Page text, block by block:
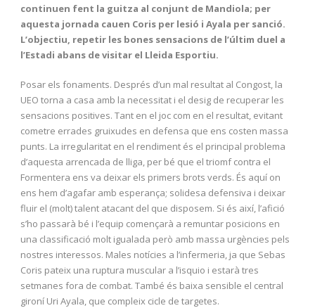
continuen fent la guitza al conjunt de Mandiola; per
aquesta jornada cauen Coris per lesió i Ayala per sanció.
L’objectiu, repetir les bones sensacions de l’últim duel a
l’Estadi abans de visitar el Lleida Esportiu.
Posar els fonaments. Després d’un mal resultat al Congost, la
UEO torna a casa amb la necessitat i el desig de recuperar les
sensacions positives. Tant en el joc com en el resultat, evitant
cometre errades gruixudes en defensa que ens costen massa
punts. La irregularitat en el rendiment és el principal problema
d’aquesta arrencada de lliga, per bé que el triomf contra el
Formentera ens va deixar els primers brots verds. És aquí on
ens hem d’agafar amb esperança; solidesa defensiva i deixar
fluir el (molt) talent atacant del que disposem. Si és així, l’afició
s’ho passarà bé i l’equip començarà a remuntar posicions en
una classificació molt igualada però amb massa urgències pels
nostres interessos. Males notícies a l’infermeria, ja que Sebas
Coris pateix una ruptura muscular a l’isquio i estarà tres
setmanes fora de combat. També és baixa sensible el central
gironí Uri Ayala, que compleix cicle de targetes.